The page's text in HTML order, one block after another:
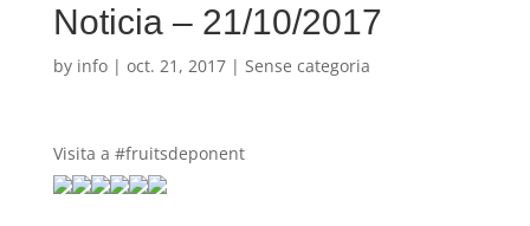
Noticia – 21/10/2017
by info| oct. 21, 2017| Sense categoria
Visita a #fruitsdeponent